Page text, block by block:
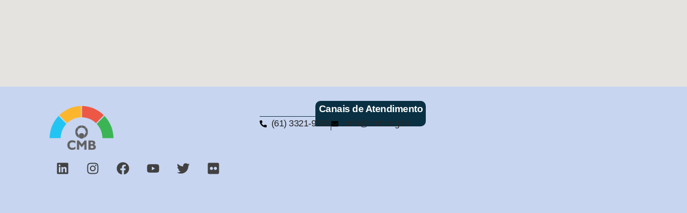
Canais de Atendimento
(61) 3321-9563 cmb@cmb.org.br